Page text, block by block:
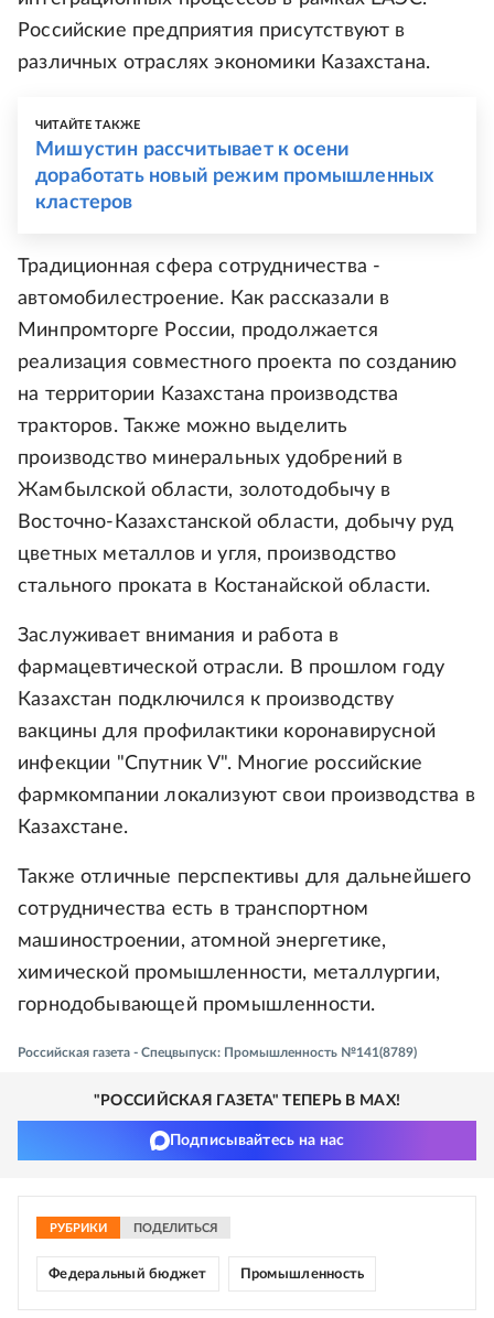
Российские предприятия присутствуют в
различных отраслях экономики Казахстана.
ЧИТАЙТЕ ТАКЖЕ
Мишустин рассчитывает к осени
доработать новый режим промышленных
кластеров
Традиционная сфера сотрудничества -
автомобилестроение. Как рассказали в
Минпромторге России, продолжается
реализация совместного проекта по созданию
на территории Казахстана производства
тракторов. Также можно выделить
производство минеральных удобрений в
Жамбылской области, золотодобычу в
Восточно-Казахстанской области, добычу руд
цветных металлов и угля, производство
стального проката в Костанайской области.
Заслуживает внимания и работа в
фармацевтической отрасли. В прошлом году
Казахстан подключился к производству
вакцины для профилактики коронавирусной
инфекции "Спутник V". Многие российские
фармкомпании локализуют свои производства в
Казахстане.
Также отличные перспективы для дальнейшего
сотрудничества есть в транспортном
машиностроении, атомной энергетике,
химической промышленности, металлургии,
горнодобывающей промышленности.
Российская газета - Спецвыпуск: Промышленность №141(8789)
"РОССИЙСКАЯ ГАЗЕТА" ТЕПЕРЬ В MAX!
Подписывайтесь на нас
РУБРИКИ ПОДЕЛИТЬСЯ
Федеральный бюджет Промышленность